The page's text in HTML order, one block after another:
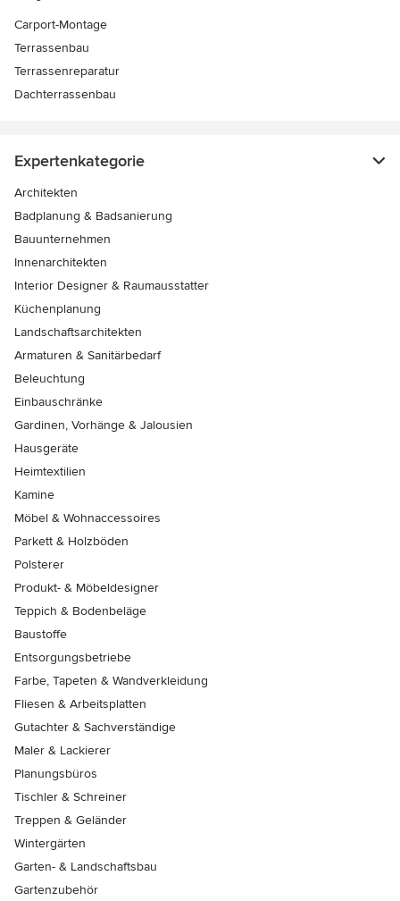
Carport-Montage
Terrassenbau
Terrassenreparatur
Dachterrassenbau
Expertenkategorie
Architekten
Badplanung & Badsanierung
Bauunternehmen
Innenarchitekten
Interior Designer & Raumausstatter
Küchenplanung
Landschaftsarchitekten
Armaturen & Sanitärbedarf
Beleuchtung
Einbauschränke
Gardinen, Vorhänge & Jalousien
Hausgeräte
Heimtextilien
Kamine
Möbel & Wohnaccessoires
Parkett & Holzböden
Polsterer
Produkt- & Möbeldesigner
Teppich & Bodenbeläge
Baustoffe
Entsorgungsbetriebe
Farbe, Tapeten & Wandverkleidung
Fliesen & Arbeitsplatten
Gutachter & Sachverständige
Maler & Lackierer
Planungsbüros
Tischler & Schreiner
Treppen & Geländer
Wintergärten
Garten- & Landschaftsbau
Gartenzubehör